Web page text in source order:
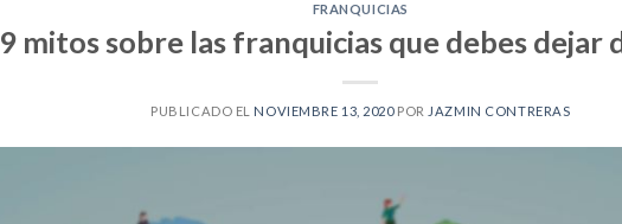
FRANQUICIAS
9 mitos sobre las franquicias que debes dejar
PUBLICADO EL NOVIEMBRE 13, 2020POR JAZMIN CONTRERAS